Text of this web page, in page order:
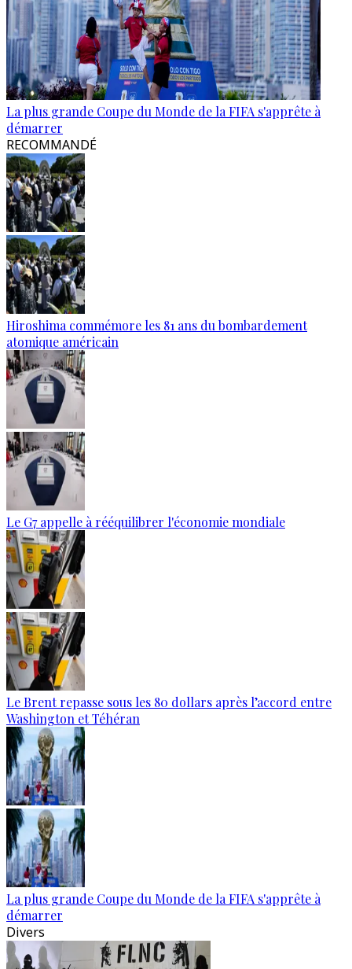
La plus grande Coupe du Monde de la FIFA s'apprête à
démarrer
RECOMMANDÉ
Hiroshima commémore les 81 ans du bombardement
atomique américain
Le G7 appelle à rééquilibrer l'économie mondiale
Le Brent repasse sous les 80 dollars après l’accord entre
Washington et Téhéran
La plus grande Coupe du Monde de la FIFA s'apprête à
démarrer
Divers